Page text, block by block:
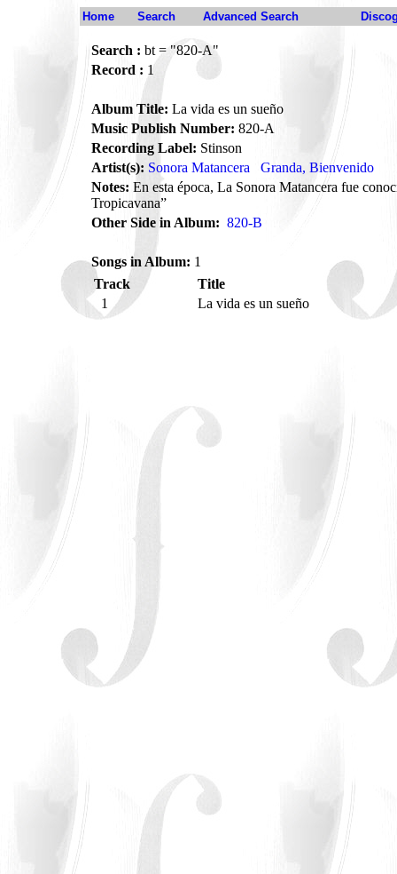
Home Search Advanced Search
Search : bt = "820-A"
Record : 1
Album Title: La vida es un sueño
Music Publish Number: 820-A
Recording Label: Stinson
Artist(s): Sonora Matancera
Granda, Bienvenido
Notes: En esta época, La Sonora Matancera fue
Tropicavana”
Other Side in Album: 820-B
Songs in Album: 1
Track
Title
1
La vida es un sueño